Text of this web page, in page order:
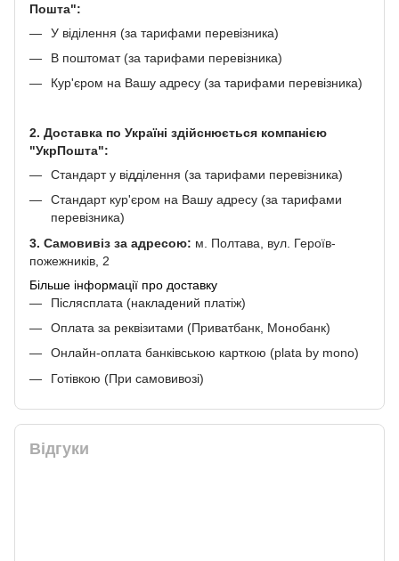
Пошта":
У віділення (за тарифами перевізника)
В поштомат (за тарифами перевізника)
Кур'єром на Вашу адресу (за тарифами перевізника)
2. Доставка по Україні здійснюється компанією
"УкрПошта":
Стандарт у відділення (за тарифами перевізника)
Стандарт кур'єром на Вашу адресу (за тарифами
перевізника)
3. Самовивіз за адресою: м. Полтава, вул. Героїв-
пожежників, 2
Більше інформації про доставку
Післясплата (накладений платіж)
Оплата за реквізитами (Приватбанк, Монобанк)
Онлайн-оплата банківською карткою (plata by mono)
Готівкою (При самовивозі)
Відгуки